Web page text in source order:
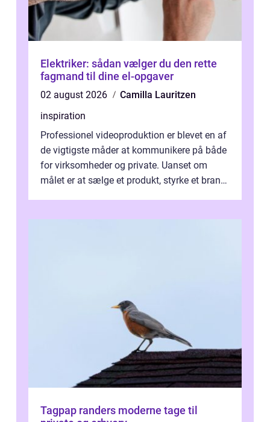
Elektriker: sådan vælger du den rette
fagmand til dine el-opgaver
02 august 2026
Camilla Lauritzen
inspiration
Professionel videoproduktion er blevet en af
de vigtigste måder at kommunikere på både
for virksomheder og private. Uanset om
målet er at sælge et produkt, styrke et brand,
Tagpap randers moderne tage til